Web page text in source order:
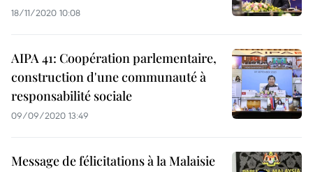
18/11/2020 10:08
AIPA 41: Coopération parlementaire,
construction d'une communauté à
responsabilité sociale
09/09/2020 13:49
Message de félicitations à la Malaisie